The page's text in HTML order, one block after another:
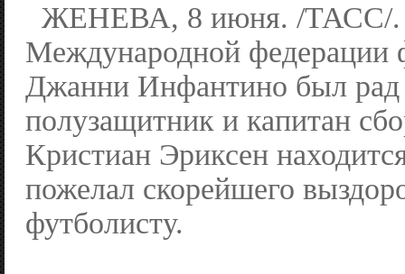
ЖЕНЕВА, 8 июня. /ТАСС/.
Международной
Джанни Инфантино был рад
полузащитник и капитан
Кристиан Эриксен
пожелал скорейшего
футболисту.